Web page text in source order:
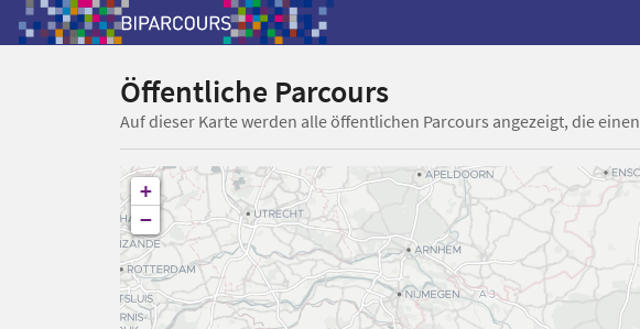
Öffentliche Parcours
Auf dieser Karte werden alle öffentlichen Parcours angezeigt, die
+
−